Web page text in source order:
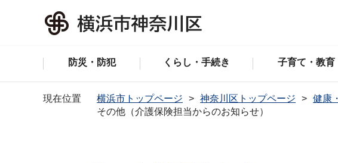
防災・防犯 くらし・手続き 子育て・教育
現在位置 横浜市トップページ 神奈川区トップページ 健康
その他（介護保険担当からのお知らせ）